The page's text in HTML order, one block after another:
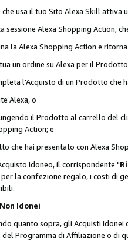
usa il tuo Sito Alexa Skill attiva
sessione Alexa Shopping Action,
la Alexa Shopping Action e
un ordine su Alexa per il Prodotto
l'Acquisto di un Prodotto che
Alexa, o
il Prodotto al carrello del
Action; e
che hai presentato con Alexa
Idoneo, il corrispondente "
la confezione regalo, i costi di
Idonei
quanto sopra, gli Acquisti
Programma di Affiliazione o di